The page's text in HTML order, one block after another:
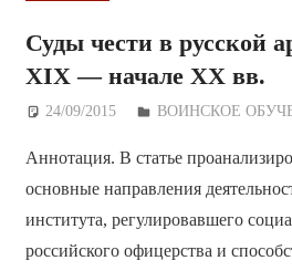
Суды чести в русской
ХIХ — начале ХХ вв.
24/09/2015 Дежурный по
ВОИНСКОЕ
Аннотация. В статье
основные направления
института, регулировавшего
российского офицерства и